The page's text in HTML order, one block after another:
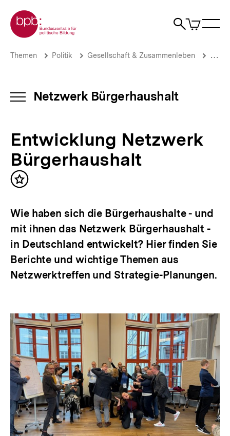
zum
Seiteninhalt
springen
Zur Startseite der bpb
Suche
Artikel
im
Entwicklung
Netzwerk
Bürgerhaushalt
Brotkrümelnavigation
Pfadnavigation
Themen Politik Gesellschaft & Zusammenleben
INHALTSNAVIGATION
Netzwerk Bürgerhaushalt
Entwicklung Netzwerk
Bürgerhaushalt
Inhalt
Wie haben sich die Bürgerhaushalte - und
mit ihnen das Netzwerk Bürgerhaushalt -
in Deutschland entwickelt? Hier finden Sie
Berichte und wichtige Themen aus
Netzwerktreffen und Strategie-Planungen.